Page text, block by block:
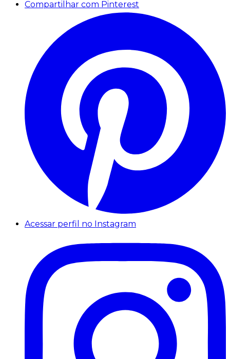
Compartilhar com Pinterest
Acessar perfil no Instagram